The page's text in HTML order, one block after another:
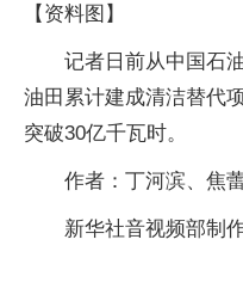
【资料图】
记者日前从中国石
油田累计建成清洁替代
突破30亿千瓦时。
作者：丁河滨、焦
新华社音视频部制